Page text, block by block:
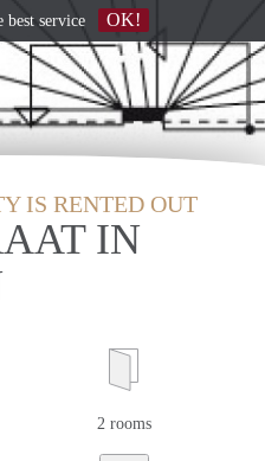
IS RENTED OUT
IN
2 rooms
service OK!